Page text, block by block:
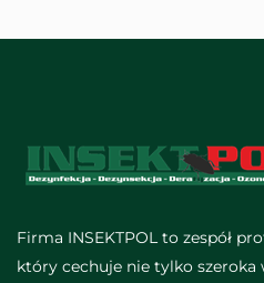
Firma INSEKTPOL to zespół
który cechuje nie tylko szeroka